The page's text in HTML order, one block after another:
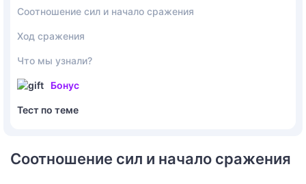
Соотношение сил и начало сражения
Ход сражения
Что мы узнали?
Бонус
Тест по теме
Соотношение сил и начало сражения